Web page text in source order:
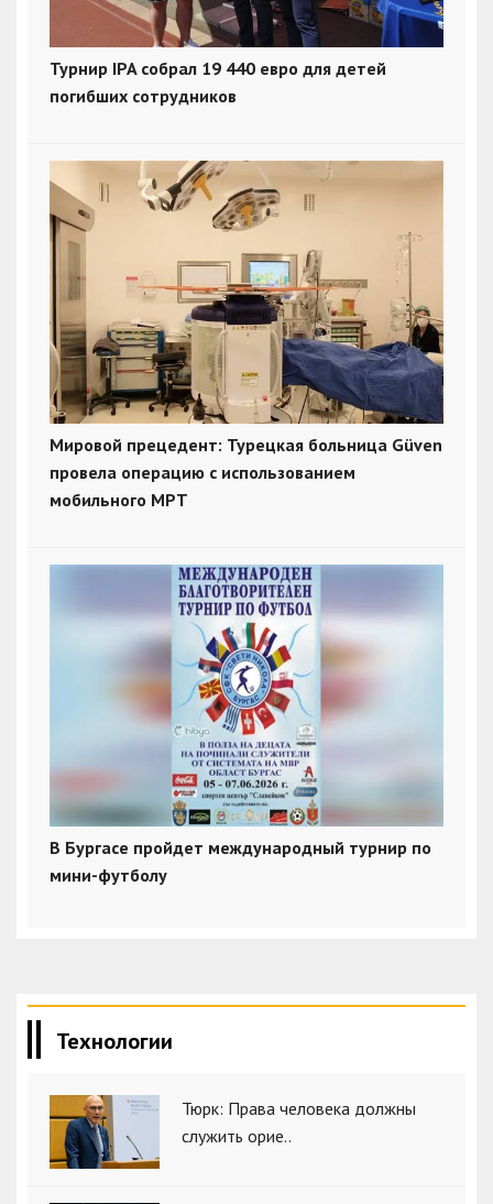
Турнир IPA собрал 19 440 евро для детей
погибших сотрудников
Мировой прецедент: Турецкая больница Güven
провела операцию с использованием
мобильного МРТ
В Бургасе пройдет международный турнир по
мини-футболу
Технологии
Тюрк: Права человека должны
служить орие..